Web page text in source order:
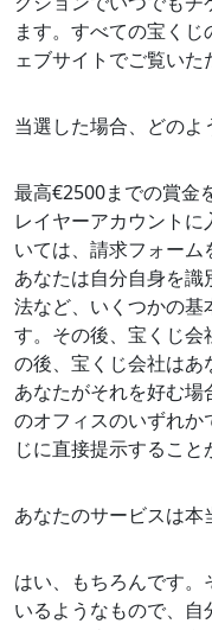
ます。すべての宝く
ェブサイトでご覧いた
当選した場合、どのよ
最高€2500までの賞金
レイヤーアカウント
いては、請求フォーム
あなたは自分自身を
法など、いくつかの基
す。その後、宝くじ
の後、宝くじ会社はあ
あなたがそれを好む場
のオフィスのいずれか
じに直接提示すること
あなたのサービスは本
はい、もちろんです
いるようなもので、